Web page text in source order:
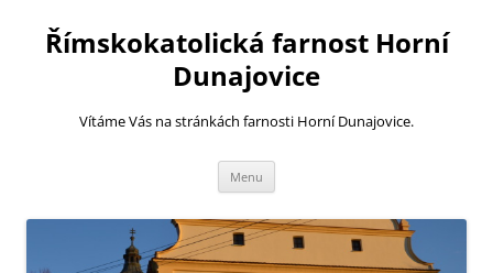
Římskokatolická farnost Horní
Dunajovice
Vítáme Vás na stránkách farnosti Horní Dunajovice.
Menu
webu